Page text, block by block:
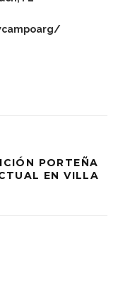
PORTEÑA
EN VILLA